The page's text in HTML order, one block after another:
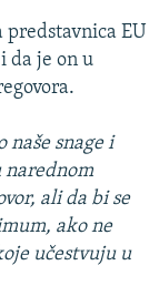
predstavnica EU
da je on u
naše snage i
ali da bi se
ako ne
učestvuju u